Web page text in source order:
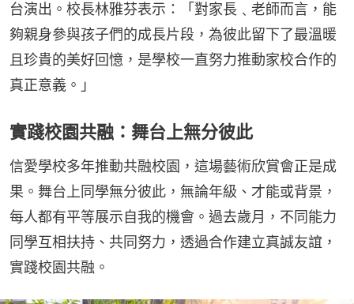
台演出。校長林雅芬表示：「對家長﹑老師而言，能
夠親身參與孩子們的成長片段，為彼此留下了最溫暖
且珍貴的美好回憶，是學校一直努力推動家校合作的
真正意義。」
實踐校園共融：舞台上無分彼此
信愛學校多年推動共融校園，這場藝術欣賞會正是成
果。舞台上同學無分彼此，無論年級、才能或背景，
每人都有平等展示自我的機會。過去歲月，不同能力
同學互相扶持、共同努力，透過合作建立真誠友誼，
實踐校園共融。